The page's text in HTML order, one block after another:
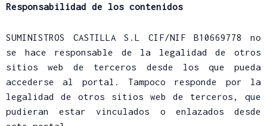
Responsabilidad de los contenidos
SUMINISTROS CASTILLA S.L CIF/NIF B10669778 no
se hace responsable de la legalidad de otros
sitios web de terceros desde los que pueda
accederse al portal. Tampoco responde por la
legalidad de otros sitios web de terceros, que
pudieran estar vinculados o enlazados desde